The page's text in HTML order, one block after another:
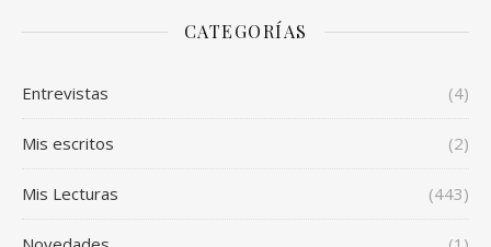
CATEGORÍAS
Entrevistas (4)
Mis escritos (2)
Mis Lecturas (443)